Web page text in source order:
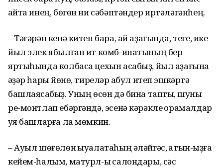
ҡайта инең, бөгөн ни сәбәптәндер иртәләгәнһең.
– Тәгәрәп кенә китеп бара, ай аҙағында, теге, ике
йыл элек ябылған ит комб-инатының бер
яртыһында колбаса цехын асабыҙ, йыл аҙағына
ҡәҙәр һарыҡ йөнө, тиреләр ҡабул итеп эшкәртә
башлаясаҡбыҙ. Уның өсөн дә бина таптыҡ, шуны
ре-монтлап ебәргәндә, эсенә кәрәкле ҡорамалдар
ҡуя башларға ла мөмкин.
– Ауыл шөғөлөн ҡыуалатаһың әләйгәс, ҡатын-ҡыҙға
кейем-һалым, матурл-ыҡ салондары, сәс